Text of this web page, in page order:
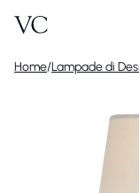
Home/Lampade di